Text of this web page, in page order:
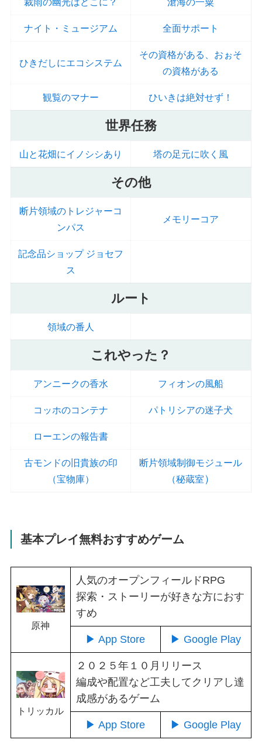
ナイト・ミュージアム 全面サポート
ひきだしにエコシステム
その資格がある、おぉそ
の資格がある
観覧のマナー ひいきは絶対せず！
世界任務
山と花畑にイノシシあり 塔の足元に吹く風
その他
断片領域のトレジャーコ
ンパス
メモリーコア
記念品ショップ ジョセフ
ス
ルート
領域の番人
これやった？
アンニークの香水 フィオンの風船
コッホのコンテナ パトリシアの迷子犬
ローエンの報告書
古モンドの旧貴族の印
（宝物庫）
断片領域制御モジュール
（秘蔵室 ）
基本プレイ無料おすすめゲーム
原神
人気のオープンフィールドRPG
探索・ストーリーが好きな方におす
すめ
▶ App Store ▶ Google Play
トリッカル
２０２５年１０月リリース
編成や配置など工夫してクリアし達
成感があるゲーム
▶ App Store ▶ Google Play